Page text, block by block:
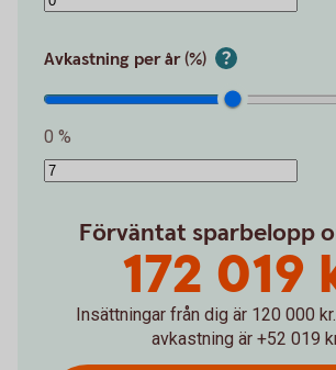
Avkastning per år (%)
0 %
Förväntat sparbelopp
172 019
Insättningar från dig är 120 000 kr.
avkastning är +52 019